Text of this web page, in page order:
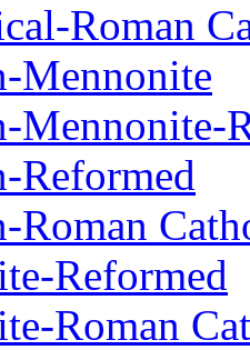
Roman
Mennonite
Mennonite-
Reformed
Roman
Reformed
Roman